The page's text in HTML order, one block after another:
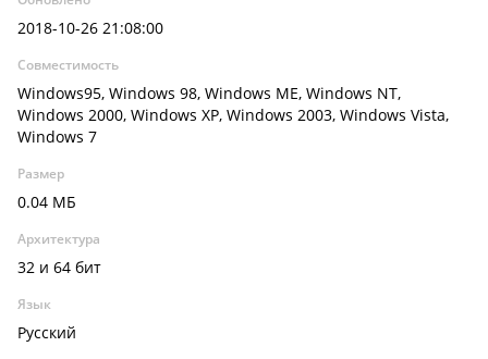
2018-10-26 21:08:00
Совместимость
Windows95, Windows 98, Windows ME, Windows NT,
Windows 2000, Windows XP, Windows 2003, Windows Vista,
Windows 7
Размер
0.04 МБ
Архитектура
32 и 64 бит
Язык
Русский